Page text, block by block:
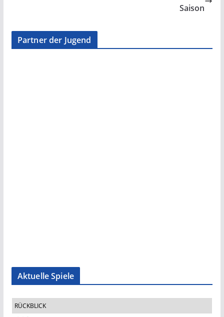
Saison
Partner der Jugend
Aktuelle Spiele
RÜCKBLICK